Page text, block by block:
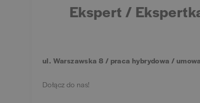
Ekspert /
ul. Warszawska 8 / praca hybrydowa /
Dołącz do nas!